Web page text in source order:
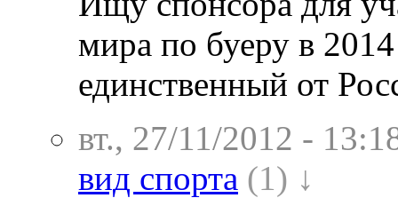
мира по буеру в
единственный от
вт., 27/11/2012 -
вид спорта (1) ↓